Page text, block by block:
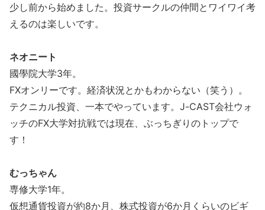
少し前から始めました。投資サークルの仲間とワイワイ考
えるのは楽しいです。
ネオニート
國學院大学3年。
FXオンリーです。経済状況とかもわからない（笑う）。
テクニカル投資、一本でやっています。J-CAST会社ウォ
ッチのFX大学対抗戦では現在、ぶっちぎりのトップで
す！
むっちゃん
専修大学1年。
仮想通貨投資が約8か月、株式投資が6か月くらいのビギ